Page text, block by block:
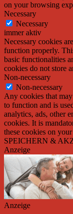
on your browsing
Necessary
Necessary
immer aktiv
Necessary cookies
function properly.
basic functionalities
cookies do not store
Non-necessary
Non-necessary
Any cookies that
to function and is
analytics, ads, other
cookies. It is
these cookies on
SPEICHERN &
Anzeige
Anzeige